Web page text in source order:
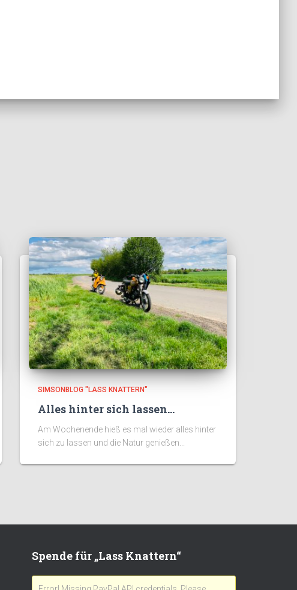
SIMSONBLOG "LASS KNATTERN"
Alles hinter sich lassen…
Am Wochenende hieß es mal wieder alles hinter
sich zu lassen und die Natur genießen...
Spende für „Lass Knattern“